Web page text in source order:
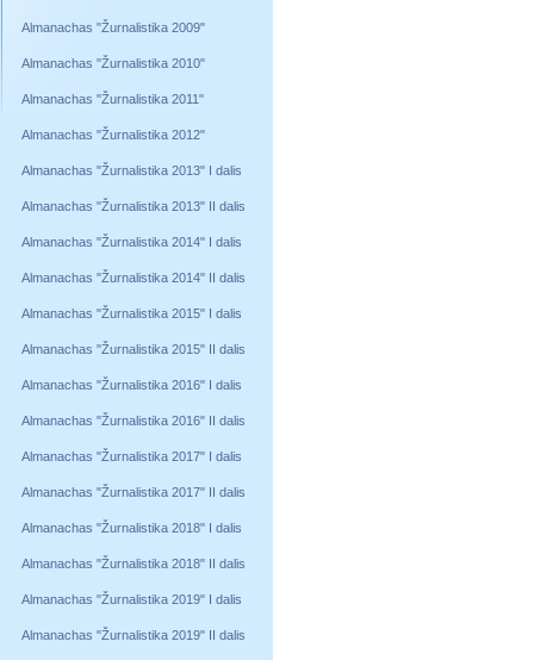
Almanachas "Žurnalistika 2009"
Almanachas "Žurnalistika 2010"
Almanachas "Žurnalistika 2011"
Almanachas "Žurnalistika 2012"
Almanachas "Žurnalistika 2013" I dalis
Almanachas "Žurnalistika 2013" II dalis
Almanachas "Žurnalistika 2014" I dalis
Almanachas "Žurnalistika 2014" II dalis
Almanachas "Žurnalistika 2015" I dalis
Almanachas "Žurnalistika 2015" II dalis
Almanachas "Žurnalistika 2016" I dalis
Almanachas "Žurnalistika 2016" II dalis
Almanachas "Žurnalistika 2017" I dalis
Almanachas "Žurnalistika 2017" II dalis
Almanachas "Žurnalistika 2018" I dalis
Almanachas "Žurnalistika 2018" II dalis
Almanachas "Žurnalistika 2019" I dalis
Almanachas "Žurnalistika 2019" II dalis